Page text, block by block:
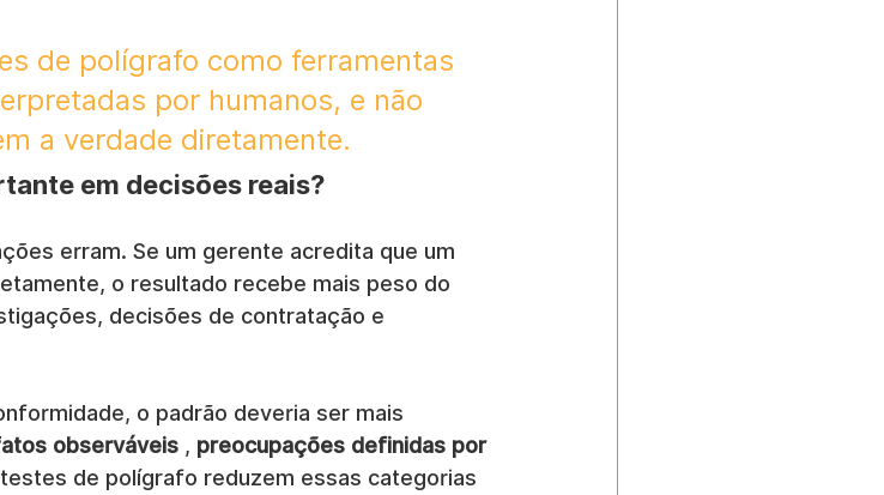
de polígrafo como ferramentas
por humanos, e não
a verdade diretamente.
em decisões reais?
erram. Se um gerente acredita que um
o resultado recebe mais peso do
decisões de contratação e
o padrão deveria ser mais
observáveis , preocupações definidas por
de polígrafo reduzem essas categorias